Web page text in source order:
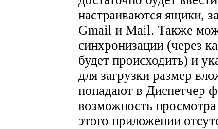
настраиваются ящики,
Gmail и Mail. Также
синхронизации (через
будет происходить) и
для загрузки размер
попадают в Диспетчер
возможность
этого приложении